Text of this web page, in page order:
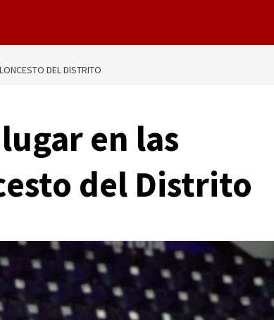
DEL DISTRITO
en las
del Distrito